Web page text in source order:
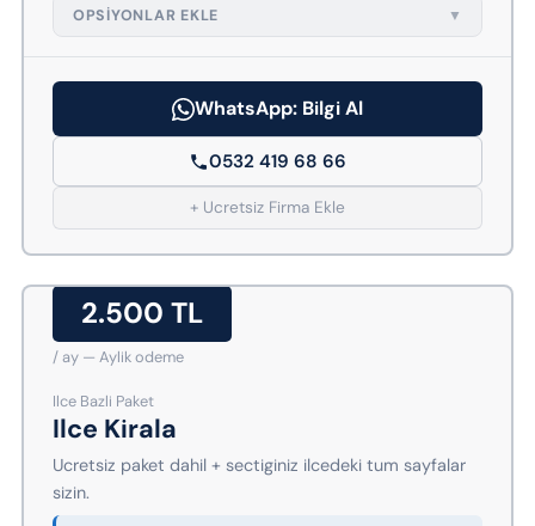
OPSIYONLAR EKLE ▼
WhatsApp: Bilgi Al
0532 419 68 66
+ Ucretsiz Firma Ekle
2.500 TL
/ ay — Aylik odeme
Ilce Bazli Paket
Ilce Kirala
Ucretsiz paket dahil + sectiginiz ilcedeki tum sayfalar
sizin.